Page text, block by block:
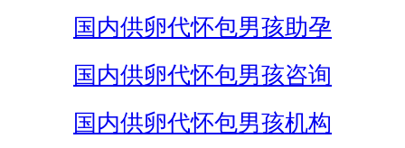
国内供卵代怀包男孩助孕
国内供卵代怀包男孩咨询
国内供卵代怀包男孩机构